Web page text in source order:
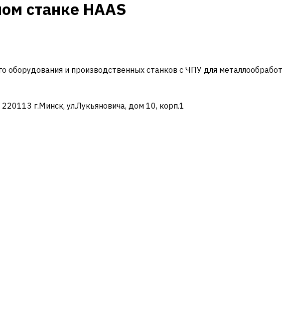
станке HAAS
и производственных станков с ЧПУ для
г.Минск, ул.Лукьяновича, дом 10, корп.1